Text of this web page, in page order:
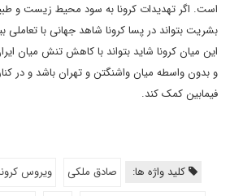
است. اگر تهدیدات کرونا به سود محیط زیست و
بشریت بتواند در پسا کرونا شاهد جهانی با
این میان کرونا شاید بتواند با کاهش تنش میان
و بدون واسطه میان واشنگتن و تهران باشد و در
فیمابین کمک کند.
کلید واژه ها: صادق ملکی ویروس